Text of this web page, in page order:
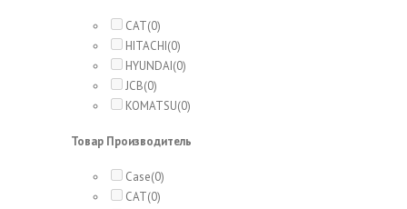
CAT(0)
HITACHI(0)
HYUNDAI(0)
JCB(0)
KOMATSU(0)
Товар Производитель
Case(0)
CAT(0)